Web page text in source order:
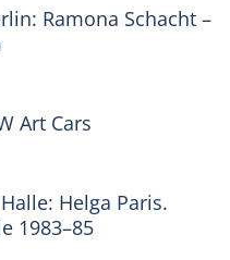
Ramona Schacht –
Art Cars
Helga Paris.
1983–85